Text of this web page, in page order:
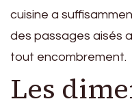
cuisine a
des passages aisés
tout encombrement.
Les